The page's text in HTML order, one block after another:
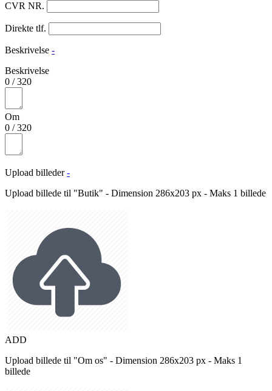
CVR NR.
Direkte tlf.
Beskrivelse -
Beskrivelse
0 /320
Om
0 /320
Upload billeder -
Upload billede til "Butik" - Dimension 286x203 px - Maks 1 billede
ADD
Upload billede til "Om os" - Dimension 286x203 px - Maks 1
billede